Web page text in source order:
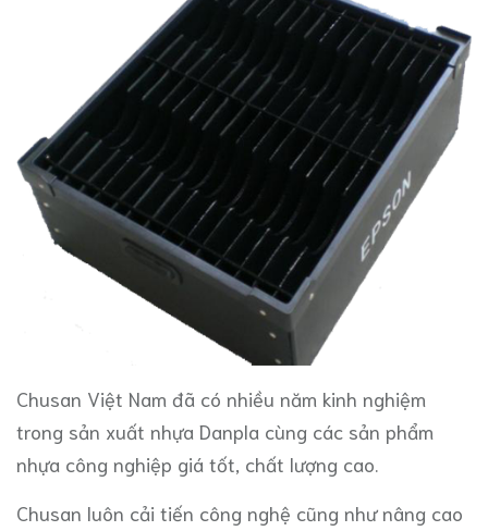
Chusan Việt Nam đã có nhiều năm kinh nghiệm
trong sản xuất nhựa Danpla cùng các sản phẩm
nhựa công nghiệp giá tốt, chất lượng cao.
Chusan luôn cải tiến công nghệ cũng như nâng cao